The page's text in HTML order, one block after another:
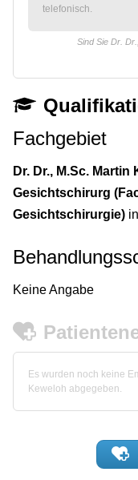
telefonisch.
Sind Sie Dr.
Fachgebiet
Dr. Dr., M.Sc. Martin
Gesichtschirurg
Gesichtschirurgie)
Keine Angabe
Es wurden noch keine
Keweloh abgegeben.